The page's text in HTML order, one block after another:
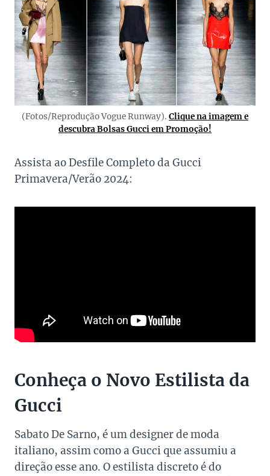
(Fotos/Reprodução Vogue Runway). Clique na imagem e
descubra Bolsas Gucci em Promoção!
Assista ao Desfile Completo da Gucci
Primavera/Verão 2024:
Conheça o Novo Estilista da
Gucci
Sabato De Sarno, é um designer de moda
italiano, assim como a Gucci que assumiu a
direção esse ano. O estilista discreto é do